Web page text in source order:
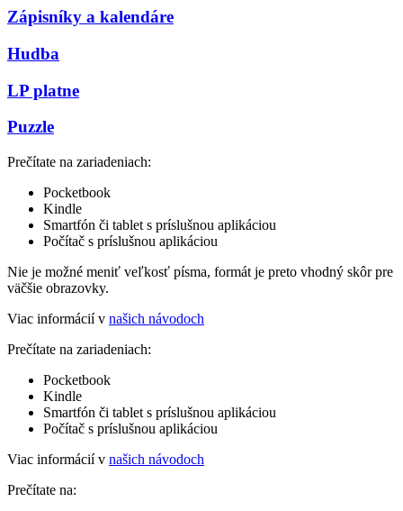
Zápisníky a kalendáre
Hudba
LP platne
Puzzle
Prečítate na zariadeniach:
Pocketbook
Kindle
Smartfón či tablet s príslušnou aplikáciou
Počítač s príslušnou aplikáciou
Nie je možné meniť veľkosť písma, formát je preto vhodný skôr pre
väčšie obrazovky.
Viac informácií v našich návodoch
Prečítate na zariadeniach:
Pocketbook
Kindle
Smartfón či tablet s príslušnou aplikáciou
Počítač s príslušnou aplikáciou
Viac informácií v našich návodoch
Prečítate na: